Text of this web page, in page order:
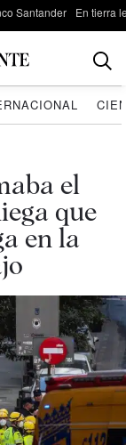
Santander En tierra
el
que
en la